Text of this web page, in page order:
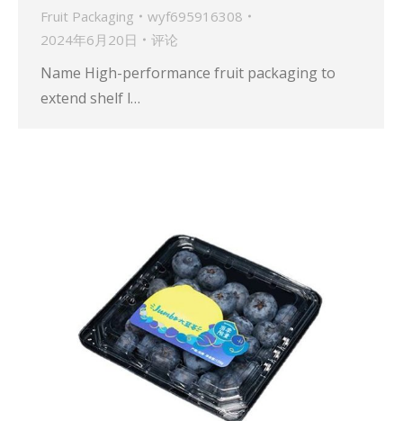
Fruit Packaging
wyf695916308
2024年6月20日
评论
Name High-performance fruit packaging to
extend shelf l…